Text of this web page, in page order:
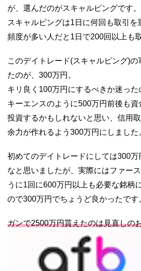
が、選んだのがスキャルピングです。
スキャルピングは1日に何回も取引を
頻度が多い人だと1日で200回以上も
このデイトレード(スキャルピング)の
たのが、300万円。
キリ良く100万円にするべきか迷っ
キーエンスのように500万円前後も資
投資するかもしれないと思い、信用
余力が作れるよう300万円にしました
初めてのデイトレードにしては300
なと思いましたが、実際にはファー
うに1回に600万円以上も必要な銘柄
ので300万円でちょうど良かったです
ガンで2500万円貰えたのは見直しの